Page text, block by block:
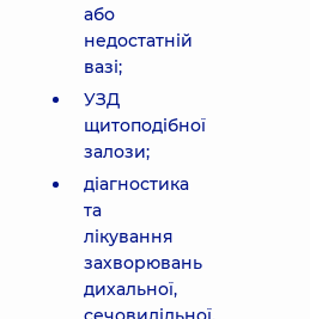
або
недостатній
вазі;
УЗД
щитоподібної
залози;
діагностика
та
лікування
захворювань
дихальної,